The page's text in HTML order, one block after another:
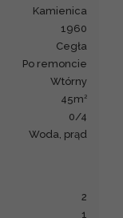
kamienica
1960
cegła
po remoncie
Wtórny
45m 2
0/4
woda, prąd
2
1